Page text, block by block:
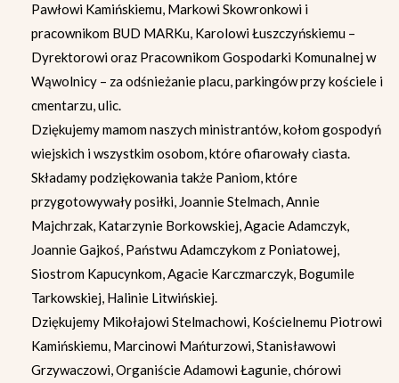
Pawłowi Kamińskiemu, Markowi Skowronkowi i
pracownikom BUD MARKu, Karolowi Łuszczyńskiemu –
Dyrektorowi oraz Pracownikom Gospodarki Komunalnej w
Wąwolnicy – za odśnieżanie placu, parkingów przy kościele i
cmentarzu, ulic.
Dziękujemy mamom naszych ministrantów, kołom gospodyń
wiejskich i wszystkim osobom, które ofiarowały ciasta.
Składamy podziękowania także Paniom, które
przygotowywały posiłki, Joannie Stelmach, Annie
Majchrzak, Katarzynie Borkowskiej, Agacie Adamczyk,
Joannie Gajkoś, Państwu Adamczykom z Poniatowej,
Siostrom Kapucynkom, Agacie Karczmarczyk, Bogumile
Tarkowskiej, Halinie Litwińskiej.
Dziękujemy Mikołajowi Stelmachowi, Kościelnemu Piotrowi
Kamińskiemu, Marcinowi Mańturzowi, Stanisławowi
Grzywaczowi, Organiście Adamowi Łagunie, chórowi